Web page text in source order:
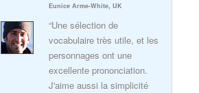
Eunice Arme-White, UK
“Une sélection de
vocabulaire très utile, et les
personnages ont une
excellente prononciation.
J'aime aussi la simplicité